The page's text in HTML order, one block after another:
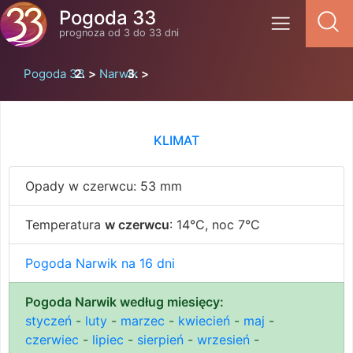
Pogoda 33
prognoza od 3 do 33 dni
Pogoda 33 Narwik
KLIMAT
Opady w czerwcu: 53 mm
Temperatura w czerwcu: 14°C, noc 7°C
Pogoda Narwik na 16 dni
Pogoda Narwik według miesięcy:
styczeń - luty - marzec - kwiecień - maj -
czerwiec - lipiec - sierpień - wrzesień -